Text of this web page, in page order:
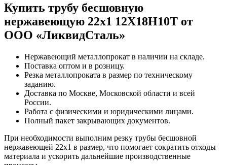
Купить трубу бесшовную
нержавеющую 22х1 12Х18Н10Т от
ООО «ЛиквидСталь»
Нержавеющий металлопрокат в наличии на складе.
Поставка оптом и в розницу.
Резка металлопроката в размер по техническому
заданию.
Доставка по Москве, Московской области и всей
России.
Работа с физическими и юридическими лицами.
Полный пакет закрывающих документов.
При необходимости выполним резку трубы бесшовной
нержавеющей 22х1 в размер, что помогает сократить отходы
материала и ускорить дальнейшие производственные